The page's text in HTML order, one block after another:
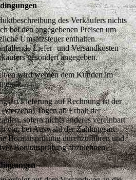
des Verkäufers nichts
bei den angegebenen Preisen um
Umsatzsteuer enthalten.
Liefer- und Versandkosten
gesondert angegeben.
en wird/werden dem Kunden im
Lieferung auf Rechnung ist der
Tagen ab Erhalt der
sofern nichts anderes vereinbart
vor, bei Auswahl der Zahlungsart
Bonitätsprüfung durchzuführen und
Bonitätsprüfung abzulehnen.